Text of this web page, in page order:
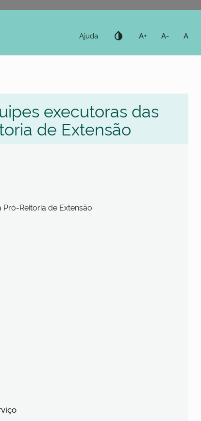
Ajuda invert_colors A+ A- A
executoras das
de Extensão
Reitoria de Extensão